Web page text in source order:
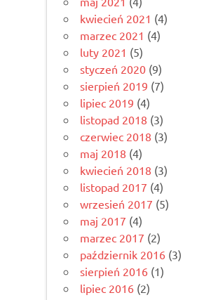
kwiecień 2021 (4)
marzec 2021 (4)
luty 2021 (5)
styczeń 2020 (9)
sierpień 2019 (7)
lipiec 2019 (4)
listopad 2018 (3)
czerwiec 2018 (3)
maj 2018 (4)
kwiecień 2018 (3)
listopad 2017 (4)
wrzesień 2017 (5)
maj 2017 (4)
marzec 2017 (2)
październik 2016 (3)
sierpień 2016 (1)
lipiec 2016 (2)